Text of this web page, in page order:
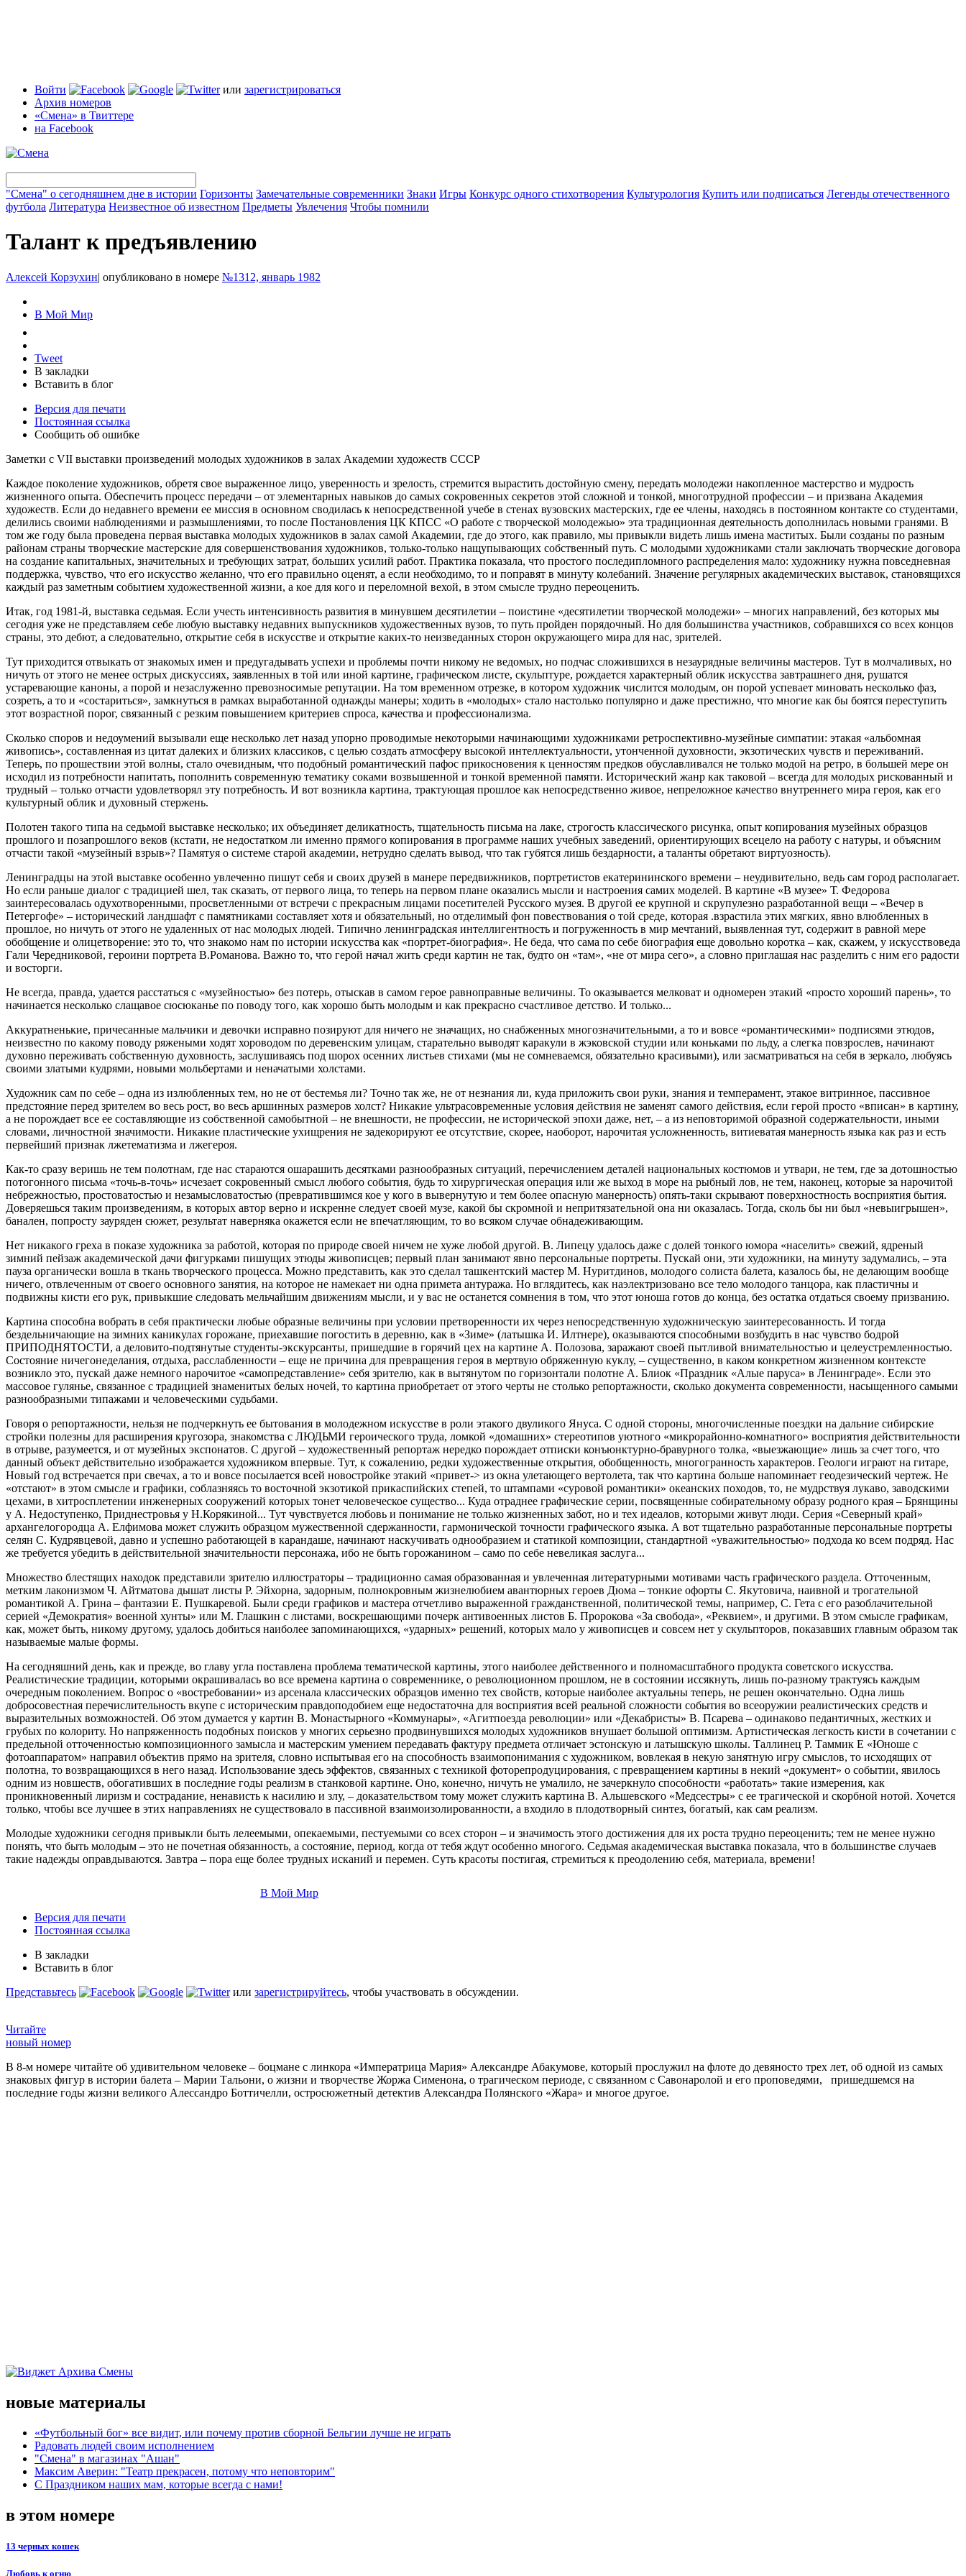
Войти или зарегистрироваться
Архив номеров
«Смена» в Твиттере
на Facebook
"Смена" о сегодняшнем дне в истории Горизонты Замечательные современники Знаки Игры Конкурс одного стихотворения Культурология Купить или подписаться Легенды отечественного
футбола Литература Неизвестное об известном Предметы Увлечения Чтобы помнили
Талант к предъявлению
Алексей Корзухин| опубликовано в номере №1312, январь 1982
В Мой Мир
Tweet
В закладки
Вставить в блог
Версия для печати
Постоянная ссылка
Сообщить об ошибке
Заметки с VII выставки произведений молодых художников в залах Академии художеств СССР
Каждое поколение художников, обретя свое выраженное лицо, уверенность и зрелость, стремится вырастить достойную смену, передать молодежи накопленное мастерство и мудрость
жизненного опыта. Обеспечить процесс передачи – от элементарных навыков до самых сокровенных секретов этой сложной и тонкой, многотрудной профессии – и призвана Академия
художеств. Если до недавнего времени ее миссия в основном сводилась к непосредственной учебе в стенах вузовских мастерских, где ее члены, находясь в постоянном контакте со студентами,
делились своими наблюдениями и размышлениями, то после Постановления ЦК КПСС «О работе с творческой молодежью» эта традиционная деятельность дополнилась новыми гранями. В
том же году была проведена первая выставка молодых художников в залах самой Академии, где до этого, как правило, мы привыкли видеть лишь имена маститых. Были созданы по разным
районам страны творческие мастерские для совершенствования художников, только-только нащупывающих собственный путь. С молодыми художниками стали заключать творческие договора
на создание капитальных, значительных и требующих затрат, больших усилий работ. Практика показала, что простого последипломного распределения мало: художнику нужна повседневная
поддержка, чувство, что его искусство желанно, что его правильно оценят, а если необходимо, то и поправят в минуту колебаний. Значение регулярных академических выставок, становящихся
каждый раз заметным событием художественной жизни, а кое для кого и переломной вехой, в этом смысле трудно переоценить.
Итак, год 1981-й, выставка седьмая. Если учесть интенсивность развития в минувшем десятилетии – поистине «десятилетии творческой молодежи» – многих направлений, без которых мы
сегодня уже не представляем себе любую выставку недавних выпускников художественных вузов, то путь пройден порядочный. Но для большинства участников, собравшихся со всех концов
страны, это дебют, а следовательно, открытие себя в искусстве и открытие каких-то неизведанных сторон окружающего мира для нас, зрителей.
Тут приходится отвыкать от знакомых имен и предугадывать успехи и проблемы почти никому не ведомых, но подчас сложившихся в незаурядные величины мастеров. Тут в молчаливых, но
ничуть от этого не менее острых дискуссиях, заявленных в той или иной картине, графическом листе, скульптуре, рождается характерный облик искусства завтрашнего дня, рушатся
устаревающие каноны, а порой и незаслуженно превозносимые репутации. На том временном отрезке, в котором художник числится молодым, он порой успевает миновать несколько фаз,
созреть, а то и «состариться», замкнуться в рамках выработанной однажды манеры; ходить в «молодых» стало настолько популярно и даже престижно, что многие как бы боятся переступить
этот возрастной порог, связанный с резким повышением критериев спроса, качества и профессионализма.
Сколько споров и недоумений вызывали еще несколько лет назад упорно проводимые некоторыми начинающими художниками ретроспективно-музейные симпатии: этакая «альбомная
живопись», составленная из цитат далеких и близких классиков, с целью создать атмосферу высокой интеллектуальности, утонченной духовности, экзотических чувств и переживаний.
Теперь, по прошествии этой волны, стало очевидным, что подобный романтический пафос прикосновения к ценностям предков обуславливался не только модой на ретро, в большей мере он
исходил из потребности напитать, пополнить современную тематику соками возвышенной и тонкой временной памяти. Исторический жанр как таковой – всегда для молодых рискованный и
трудный – только отчасти удовлетворял эту потребность. И вот возникла картина, трактующая прошлое как непосредственно живое, непреложное качество внутреннего мира героя, как его
культурный облик и духовный стержень.
Полотен такого типа на седьмой выставке несколько; их объединяет деликатность, тщательность письма на лаке, строгость классического рисунка, опыт копирования музейных образцов
прошлого и позапрошлого веков (кстати, не недостатком ли именно прямого копирования в программе наших учебных заведений, ориентирующих всецело на работу с натуры, и объясним
отчасти такой «музейный взрыв»? Памятуя о системе старой академии, нетрудно сделать вывод, что так губятся лишь бездарности, а таланты обретают виртуозность).
Ленинградцы на этой выставке особенно увлеченно пишут себя и своих друзей в манере передвижников, портретистов екатерининского времени – неудивительно, ведь сам город располагает.
Но если раньше диалог с традицией шел, так сказать, от первого лица, то теперь на первом плане оказались мысли и настроения самих моделей. В картине «В музее» Т. Федорова
заинтересовалась одухотворенными, просветленными от встречи с прекрасным лицами посетителей Русского музея. В другой ее крупной и скрупулезно разработанной вещи – «Вечер в
Петергофе» – исторический ландшафт с памятниками составляет хотя и обязательный, но отделимый фон повествования о той среде, которая .взрастила этих мягких, явно влюбленных в
прошлое, но ничуть от этого не удаленных от нас молодых людей. Типично ленинградская интеллигентность и погруженность в мир мечтаний, выявленная тут, содержит в равной мере
обобщение и олицетворение: это то, что знакомо нам по истории искусства как «портрет-биография». Не беда, что сама по себе биография еще довольно коротка – как, скажем, у искусствоведа
Гали Чередниковой, героини портрета В.Романова. Важно то, что герой начал жить среди картин не так, будто он «там», «не от мира сего», а словно приглашая нас разделить с ним его радости
и восторги.
Не всегда, правда, удается расстаться с «музейностью» без потерь, отыскав в самом герое равноправные величины. То оказывается мелковат и одномерен этакий «просто хороший парень», то
начинается несколько слащавое сюсюканье по поводу того, как хорошо быть молодым и как прекрасно счастливое детство. И только...
Аккуратненькие, причесанные мальчики и девочки исправно позируют для ничего не значащих, но снабженных многозначительными, а то и вовсе «романтическими» подписями этюдов,
неизвестно по какому поводу ряжеными ходят хороводом по деревенским улицам, старательно выводят каракули в жэковской студии или коньками по льду, а слегка повзрослев, начинают
духовно переживать собственную духовность, заслушиваясь под шорох осенних листьев стихами (мы не сомневаемся, обязательно красивыми), или засматриваться на себя в зеркало, любуясь
своими златыми кудрями, новыми мольбертами и неначатыми холстами.
Художник сам по себе – одна из излюбленных тем, но не от бестемья ли? Точно так же, не от незнания ли, куда приложить свои руки, знания и темперамент, этакое витринное, пассивное
предстояние перед зрителем во весь рост, во весь аршинных размеров холст? Никакие ультрасовременные условия действия не заменят самого действия, если герой просто «вписан» в картину,
а не порождает все ее составляющие из собственной самобытной – не внешности, не профессии, не исторической эпохи даже, нет, – а из неповторимой образной содержательности, иными
словами, личностной значимости. Никакие пластические ухищрения не задекорируют ее отсутствие, скорее, наоборот, нарочитая усложненность, витиеватая манерность языка как раз и есть
первейший признак лжетематизма и лжегероя.
Как-то сразу веришь не тем полотнам, где нас стараются ошарашить десятками разнообразных ситуаций, перечислением деталей национальных костюмов и утвари, не тем, где за дотошностью
потогонного письма «точь-в-точь» исчезает сокровенный смысл любого события, будь то хирургическая операция или же выход в море на рыбный лов, не тем, наконец, которые за нарочитой
небрежностью, простоватостью и незамысловатостью (превратившимся кое у кого в вывернутую и тем более опасную манерность) опять-таки скрывают поверхностность восприятия бытия.
Доверяешься таким произведениям, в которых автор верно и искренне следует своей музе, какой бы скромной и непритязательной она ни оказалась. Тогда, сколь бы ни был «невыигрышен»,
банален, попросту зауряден сюжет, результат наверняка окажется если не впечатляющим, то во всяком случае обнадеживающим.
Нет никакого греха в показе художника за работой, которая по природе своей ничем не хуже любой другой. В. Липецу удалось даже с долей тонкого юмора «населить» свежий, ядреный
зимний пейзаж академической дачи фигурками пишущих этюды живописцев; первый план занимают явно персональные портреты. Пускай они, эти художники, на минуту задумались, – эта
пауза органически вошла в ткань творческого процесса. Можно представить, как это сделал ташкентский мастер М. Нуритдинов, молодого солиста балета, казалось бы, не делающим вообще
ничего, отвлеченным от своего основного занятия, на которое не намекает ни одна примета антуража. Но вглядитесь, как наэлектризовано все тело молодого танцора, как пластичны и
подвижны кисти его рук, привыкшие следовать мельчайшим движениям мысли, и у вас не останется сомнения в том, что этот юноша готов до конца, без остатка отдаться своему призванию.
Картина способна вобрать в себя практически любые образные величины при условии претворенности их через непосредственную художническую заинтересованность. И тогда
бездельничающие на зимних каникулах горожане, приехавшие погостить в деревню, как в «Зиме» (латышка И. Илтнере), оказываются способными возбудить в нас чувство бодрой
ПРИПОДНЯТОСТИ, а деловито-подтянутые студенты-экскурсанты, пришедшие в горячий цех на картине А. Полозова, заражают своей пытливой внимательностью и целеустремленностью.
Состояние ничегонеделания, отдыха, расслабленности – еще не причина для превращения героя в мертвую обряженную куклу, – существенно, в каком конкретном жизненном контексте
возникло это, пускай даже немного нарочитое «самопредставление» себя зрителю, как в вытянутом по горизонтали полотне А. Блиок «Праздник «Алые паруса» в Ленинграде». Если это
массовое гулянье, связанное с традицией знаменитых белых ночей, то картина приобретает от этого черты не столько репортажности, сколько документа современности, насыщенного самыми
разнообразными типажами и человеческими судьбами.
Говоря о репортажности, нельзя не подчеркнуть ее бытования в молодежном искусстве в роли этакого двуликого Януса. С одной стороны, многочисленные поездки на дальние сибирские
стройки полезны для расширения кругозора, знакомства с ЛЮДЬМИ героического труда, ломкой «домашних» стереотипов уютного «микрорайонно-комнатного» восприятия действительности
в отрыве, разумеется, и от музейных экспонатов. С другой – художественный репортаж нередко порождает отписки конъюнктурно-бравурного толка, «выезжающие» лишь за счет того, что
данный объект действительно изображается художником впервые. Тут, к сожалению, редки художественные открытия, обобщенность, многогранность характеров. Геологи играют на гитаре,
Новый год встречается при свечах, а то и вовсе посылается всей новостройке этакий «привет-> из окна улетающего вертолета, так что картина больше напоминает геодезический чертеж. Не
«отстают» в этом смысле и графики, соблазняясь то восточной экзотикой прикаспийских степей, то штампами «суровой романтики» океанских походов, то, не мудрствуя лукаво, заводскими
цехами, в хитросплетении инженерных сооружений которых тонет человеческое существо... Куда отраднее графические серии, посвященные собирательному образу родного края – Брянщины
у А. Недоступенко, Приднестровья у Н.Корякиной... Тут чувствуется любовь и понимание не только жизненных забот, но и тех идеалов, которыми живут люди. Серия «Северный край»
архангелогородца А. Елфимова может служить образцом мужественной сдержанности, гармонической точности графического языка. А вот тщательно разработанные персональные портреты
селян С. Кудрявцевой, давно и успешно работающей в карандаше, начинают наскучивать однообразием и статикой композиции, стандартной «уважительностью» подхода ко всем подряд. Нас
же требуется убедить в действительной значительности персонажа, ибо не быть горожанином – само по себе невеликая заслуга...
Множество блестящих находок представили зрителю иллюстраторы – традиционно самая образованная и увлеченная литературными мотивами часть графического раздела. Отточенным,
метким лаконизмом Ч. Айтматова дышат листы Р. Эйхорна, задорным, полнокровным жизнелюбием авантюрных героев Дюма – тонкие офорты С. Якутовича, наивной и трогательной
романтикой А. Грина – фантазии Е. Пушкаревой. Были среди графиков и мастера отчетливо выраженной гражданственной, политической темы, например, С. Гета с его разоблачительной
серией «Демократия» военной хунты» или М. Глашкин с листами, воскрешающими почерк антивоенных листов Б. Пророкова «За свобода», «Реквием», и другими. В этом смысле графикам,
как, может быть, никому другому, удалось добиться наиболее запоминающихся, «ударных» решений, которых мало у живописцев и совсем нет у скульпторов, показавших главным образом так
называемые малые формы.
На сегодняшний день, как и прежде, во главу угла поставлена проблема тематической картины, этого наиболее действенного и полномасштабного продукта советского искусства.
Реалистические традиции, которыми окрашивалась во все времена картина о современнике, о революционном прошлом, не в состоянии иссякнуть, лишь по-разному трактуясь каждым
очередным поколением. Вопрос о «востребовании» из арсенала классических образцов именно тех свойств, которые наиболее актуальны теперь, не решен окончательно. Одна лишь
добросовестная перечислительность вкупе с историческим правдоподобием еще недостаточна для восприятия всей реальной сложности события во всеоружии реалистических средств и
выразительных возможностей. Об этом думается у картин В. Монастырного «Коммунары», «Агитпоезда революции» или «Декабристы» В. Псарева – одинаково педантичных, жестких и
грубых по колориту. Но напряженность подобных поисков у многих серьезно продвинувшихся молодых художников внушает большой оптимизм. Артистическая легкость кисти в сочетании с
предельной отточенностью композиционного замысла и мастерским умением передавать фактуру предмета отличает эстонскую и латышскую школы. Таллинец Р. Таммик Е «Юноше с
фотоаппаратом» направил объектив прямо на зрителя, словно испытывая его на способность взаимопонимания с художником, вовлекая в некую занятную игру смыслов, то исходящих от
полотна, то возвращающихся в него назад. Использование здесь эффектов, связанных с техникой фоторепродуцирования, с превращением картины в некий «документ» о событии, явилось
одним из новшеств, обогативших в последние годы реализм в станковой картине. Оно, конечно, ничуть не умалило, не зачеркнуло способности «работать» такие измерения, как
проникновенный лиризм и сострадание, ненависть к насилию и злу, – доказательством тому может служить картина В. Альшевского «Медсестры» с ее трагической и скорбной нотой. Хочется
только, чтобы все лучшее в этих направлениях не существовало в пассивной взаимоизолированности, а входило в плодотворный синтез, богатый, как сам реализм.
Молодые художники сегодня привыкли быть лелеемыми, опекаемыми, пестуемыми со всех сторон – и значимость этого достижения для их роста трудно переоценить; тем не менее нужно
понять, что быть молодым – это не почетная обязанность, а состояние, период, когда от тебя ждут особенно многого. Седьмая академическая выставка показала, что в большинстве случаев
такие надежды оправдываются. Завтра – пора еще более трудных исканий и перемен. Суть красоты постигая, стремиться к преодолению себя, материала, времени!
В Мой Мир
Версия для печати
Постоянная ссылка
В закладки
Вставить в блог
Представьтесь
или зарегистрируйтесь, чтобы участвовать в обсуждении.
Читайте
новый номер
В 8-м номере читайте об удивительном человеке – боцмане с линкора «Императрица Мария» Александре Абакумове, который прослужил на флоте до девяносто трех лет, об одной из самых
знаковых фигур в истории балета – Марии Тальони, о жизни и творчестве Жоржа Сименона, о трагическом периоде, с связанном с Савонаролой и его проповедями, пришедшемся на
последние годы жизни великого Алессандро Боттичелли, остросюжетный детектив Александра Полянского «Жара» и многое другое.
новые материалы
«Футбольный бог» все видит, или почему против сборной Бельгии лучше не играть
Радовать людей своим исполнением
"Смена" в магазинах "Ашан"
Максим Аверин: "Театр прекрасен, потому что неповторим"
С Праздником наших мам, которые всегда с нами!
в этом номере
13 черных кошек
Любовь к огню